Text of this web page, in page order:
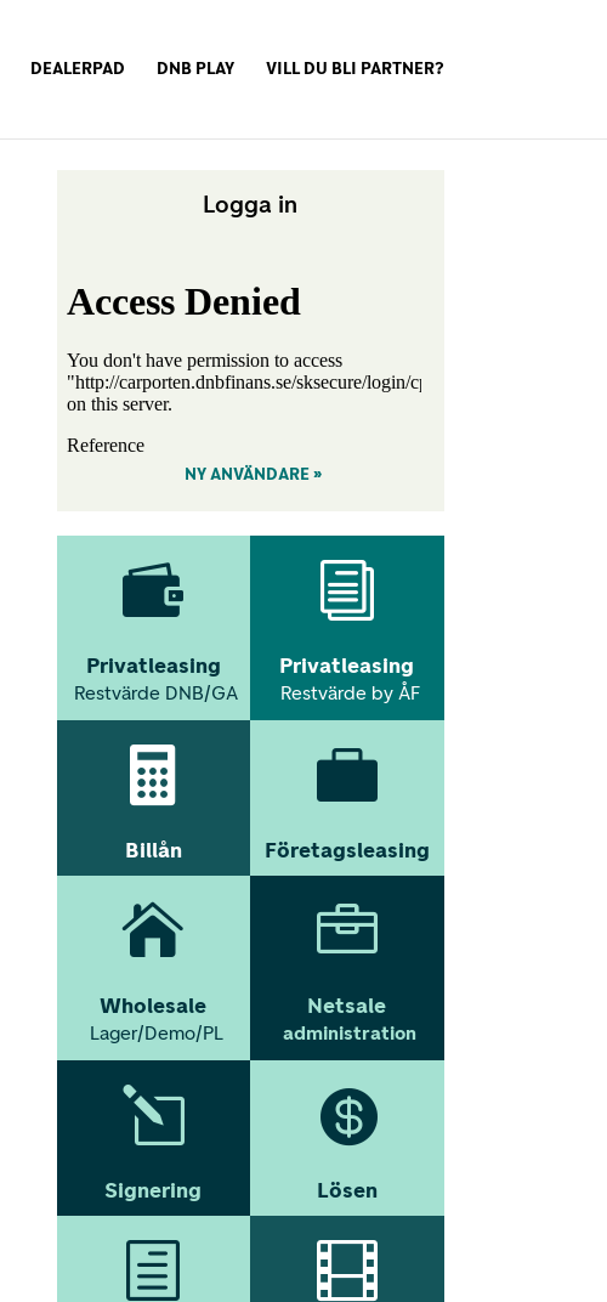
DEALERPAD DNB PLAY VILL DU BLI PARTNER?
Logga in
NY ANVÄNDARE »

Privatleasing
Restvärde DNB/GA
i
Privatleasing
Restvärde by ÅF

Billån

Företagsleasing

Wholesale
Lager/Demo/PL

Netsale
administration
l
Signering

Lösen
h 